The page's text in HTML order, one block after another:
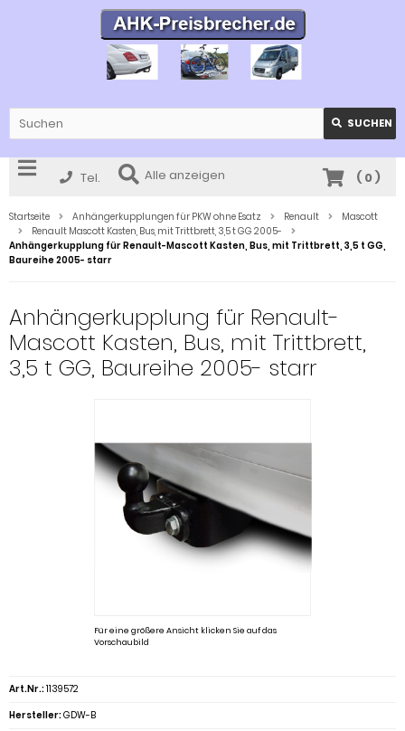
SUCHEN
Tel. Alle anzeigen ( 0)
Startseite Anhängerkupplungen für PKW ohne Esatz Renault
Mascott
Renault Mascott Kasten, Bus, mit Trittbrett, 3,5 t GG 2005-
Anhängerkupplung für Renault-Mascott Kasten, Bus, mit Trittbrett, 3,5 t GG,
Baureihe 2005- starr
Anhängerkupplung für Renault-
Mascott Kasten, Bus, mit Trittbrett,
3,5 t GG, Baureihe 2005- starr
Für eine größere Ansicht klicken Sie auf das
Vorschaubild
Art.Nr.:1139572
Hersteller:GDW-B